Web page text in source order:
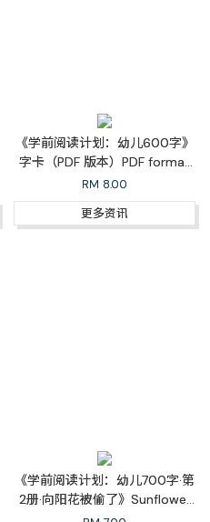
《学前阅读计划：幼儿600字》
字卡（PDF 版本）PDF format
for 6th 100 Words Flash
Cards
RM 8.00
更多资讯
《学前阅读计划：幼儿700字·第
2册·向阳花被偷了》Sunflower
Was Stolen